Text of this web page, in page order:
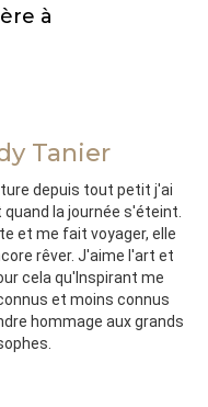
à
Tanier
depuis tout petit j'ai
la journée s'éteint.
et me fait voyager, elle
rêver. J'aime l'art et
cela qu'Inspirant me
et moins connus
hommage aux grands